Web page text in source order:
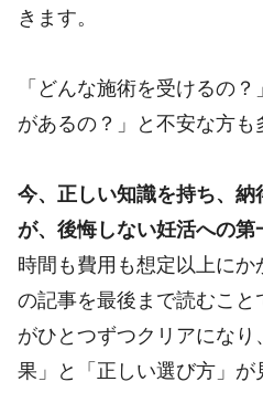
きます。
「どんな施術を受けるの
があるの？」と不安な方も
今、正しい知識を持ち、納
が、後悔しない妊活への第
時間も費用も想定以上にか
の記事を最後まで読むこと
がひとつずつクリアにな
果」と「正しい選び方」が